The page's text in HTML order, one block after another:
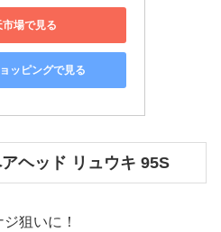
市場で見る
ッピングで見る
ヘッド リュウキ 95S
狙いに！